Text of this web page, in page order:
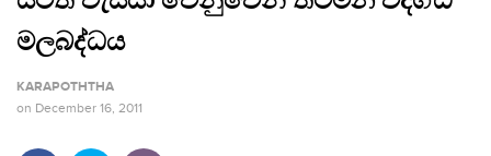
මලබද්ධය
KARAPOTHTHA
on December 16, 2011